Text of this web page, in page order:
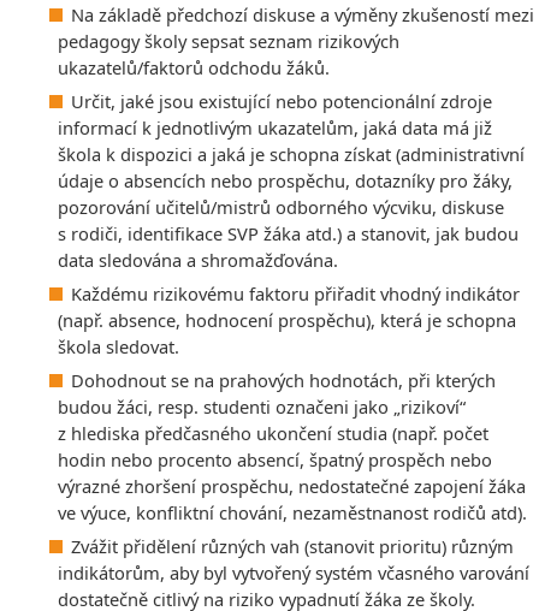
Na základě předchozí diskuse a výměny zkušeností mezi
pedagogy školy sepsat seznam rizikových
ukazatelů/faktorů odchodu žáků.
Určit, jaké jsou existující nebo potencionální zdroje
informací k jednotlivým ukazatelům, jaká data má již
škola k dispozici a jaká je schopna získat (administrativní
údaje o absencích nebo prospěchu, dotazníky pro žáky,
pozorování učitelů/mistrů odborného výcviku, diskuse
s rodiči, identifikace SVP žáka atd.) a stanovit, jak budou
data sledována a shromažďována.
Každému rizikovému faktoru přiřadit vhodný indikátor
(např. absence, hodnocení prospěchu), která je schopna
škola sledovat.
Dohodnout se na prahových hodnotách, při kterých
budou žáci, resp. studenti označeni jako „rizikoví“
z hlediska předčasného ukončení studia (např. počet
hodin nebo procento absencí, špatný prospěch nebo
výrazné zhoršení prospěchu, nedostatečné zapojení žáka
ve výuce, konfliktní chování, nezaměstnanost rodičů atd).
Zvážit přidělení různých vah (stanovit prioritu) různým
indikátorům, aby byl vytvořený systém včasného varování
dostatečně citlivý na riziko vypadnutí žáka ze školy.